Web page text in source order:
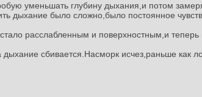
уменьшать глубину дыхания,и потом
дыхание было сложно,было постоянное
расслабленным и поверхностным,и
сбивается.Насморк исчез,раньше как